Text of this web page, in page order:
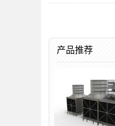
产品推荐